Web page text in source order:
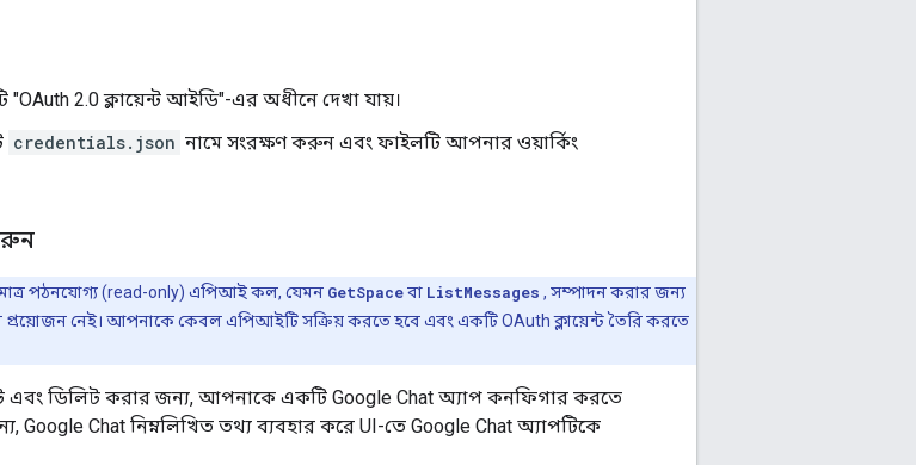
"OAuth 2.0 ক্লায়েন্ট আইডি"-এর অধীনে দেখা যায়।
credentials.json নামে সংরক্ষণ করুন এবং ফাইলটি আপনার ওয়ার্কিং
পঠনযোগ্য (read-only) এপিআই কল, যেমন GetSpaceবা ListMessages , সম্পাদন করার জন্য
নেই। আপনাকে কেবল এপিআইটি সক্রিয় করতে হবে এবং একটি OAuth ক্লায়েন্ট তৈরি করতে
ডিলিট করার জন্য, আপনাকে একটি Google Chat অ্যাপ কনফিগার করতে
Google Chat নিম্নলিখিত তথ্য ব্যবহার করে UI-তে Google Chat অ্যাপটিকে